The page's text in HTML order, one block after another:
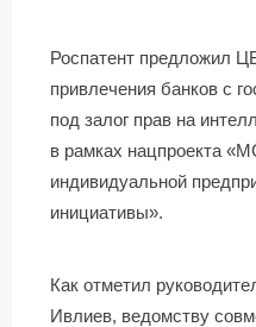
Роспатент предложил
привлечения банков с
под залог прав на
в рамках нацпроекта
индивидуальной
инициативы».
Как отметил
Ивлиев, ведомству